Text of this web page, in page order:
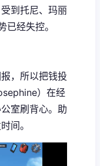
到托尼、玛丽
经失控。
，所以把钱投
）在经
室刷背心。助
间。